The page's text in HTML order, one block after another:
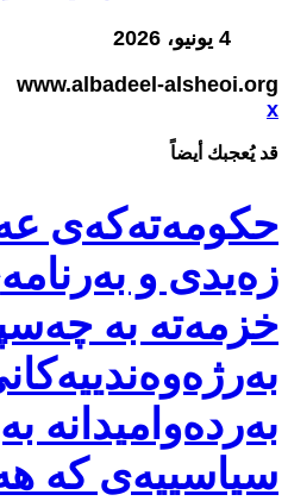
4 يونيو، 2026
www.albadeel-alsheoi.org
x
حکومەتەکەی
زەیدی و
خزمەتە بە
بەردەوامیدانە
سیاسییەی کە